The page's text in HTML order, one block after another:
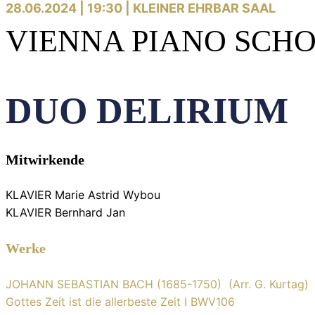
28.06.2024 | 19:30 | KLEINER EHRBAR SAAL
VIENNA PIANO
DUO DELIRIUM
Mitwirkende
KLAVIER Marie Astrid Wybou
KLAVIER Bernhard Jan
Werke
JOHANN SEBASTIAN BACH (1685-1750) (Arr. G. Kurtag)
Gottes Zeit ist die allerbeste Zeit I BWV106